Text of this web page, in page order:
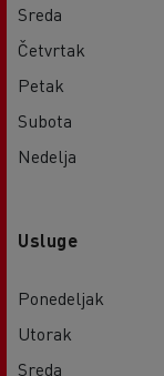
Sreda
Četvrtak
Petak
Subota
Nedelja
Usluge
Ponedeljak
Utorak
Sreda